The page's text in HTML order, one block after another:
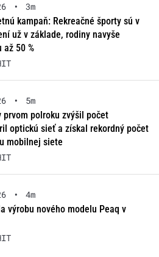
•
3m
kampaň: Rekreačné športy sú v
už v základe, rodiny navyše
50 %
•
5m
prvom polroku zvýšil počet
optickú sieť a získal rekordný počet
mobilnej siete
•
4m
výrobu nového modelu Peaq v